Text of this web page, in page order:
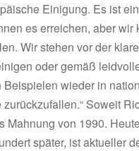
Einigung. Es ist
es erreichen, aber wir
Wir stehen vor der
oder gemäß
Beispielen wieder in
Soweit
Mahnung von 1990.
später, ist aktueller